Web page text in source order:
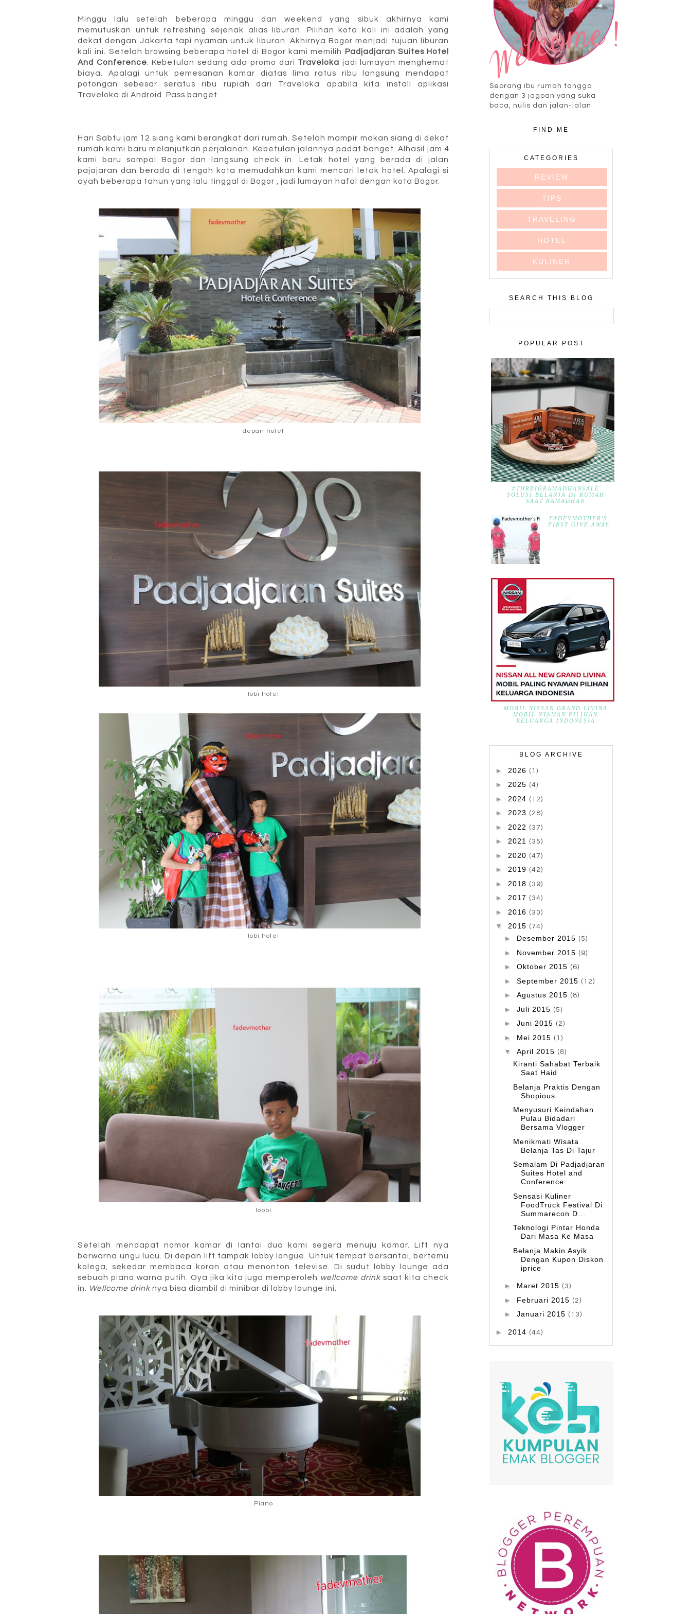
Minggu lalu setelah beberapa minggu dan weekend yang sibuk akhirnya kami
memutuskan untuk refreshing sejenak alias liburan. Pilihan kota kali ini adalah yang
dekat dengan Jakarta tapi nyaman untuk liburan. Akhirnya Bogor menjadi tujuan liburan
kali ini. Setelah browsing beberapa hotel di Bogor kami memilih Padjadjaran Suites Hotel
And Conference . Kebetulan sedang ada promo dari Traveloka jadi lumayan menghemat
biaya. Apalagi untuk pemesanan kamar diatas lima ratus ribu langsung mendapat
potongan sebesar seratus ribu rupiah dari Traveloka apabila kita install aplikasi
Traveloka di Android. Pass banget.
Hari Sabtu jam 12 siang kami berangkat dari rumah. Setelah mampir makan siang di dekat
rumah kami baru melanjutkan perjalanan. Kebetulan jalannya padat banget. Alhasil jam 4
kami baru sampai Bogor dan langsung check in. Letak hotel yang berada di jalan
pajajaran dan berada di tengah kota memudahkan kami mencari letak hotel. Apalagi si
ayah beberapa tahun yang lalu tinggal di Bogor , jadi lumayan hafal dengan kota Bogor.
depan hotel
lobi hotel
lobi hotel
lobbi
Setelah mendapat nomor kamar di lantai dua kami segera menuju kamar. Lift nya
berwarna ungu lucu. Di depan lift tampak lobby longue. Untuk tempat bersantai, bertemu
kolega, sekedar membaca koran atau menonton televise. Di sudut lobby lounge ada
sebuah piano warna putih. Oya jika kita juga memperoleh wellcome drink saat kita check
in. Wellcome drink nya bisa diambil di minibar di lobby lounge ini.
Piano
Seorang ibu rumah tangga
dengan 3 jagoan yang suka
baca, nulis dan jalan-jalan.
FIND ME
CATEGORIES
REVIEW
TIPS
TRAVELING
HOTEL
KULINER
SEARCH THIS BLOG
POPULAR POST
#THRBIGRAMADHANSALE
SOLUSI BELANJA DI RUMAH
SAAT RAMADHAN
FADEVMOTHER'S
FIRST GIVE AWAY
MOBIL NISSAN GRAND LIVINA
MOBIL NYAMAN PILIHAN
KELUARGA INDONESIA
BLOG ARCHIVE
► 2026 (1)
► 2025 (4)
► 2024 (12)
► 2023 (28)
► 2022 (37)
► 2021 (35)
► 2020 (47)
► 2019 (42)
► 2018 (39)
► 2017 (34)
► 2016 (30)
▼ 2015 (74)
► Desember 2015 (5)
► November 2015 (9)
► Oktober 2015 (6)
► September 2015 (12)
► Agustus 2015 (8)
► Juli 2015 (5)
► Juni 2015 (2)
► Mei 2015 (1)
▼ April 2015 (8)
Kiranti Sahabat Terbaik
Saat Haid
Belanja Praktis Dengan
Shopious
Menyusuri Keindahan
Pulau Bidadari
Bersama Vlogger
Menikmati Wisata
Belanja Tas Di Tajur
Semalam Di Padjadjaran
Suites Hotel and
Conference
Sensasi Kuliner
FoodTruck Festival Di
Summarecon D...
Teknologi Pintar Honda
Dari Masa Ke Masa
Belanja Makin Asyik
Dengan Kupon Diskon
iprice
► Maret 2015 (3)
► Februari 2015 (2)
► Januari 2015 (13)
► 2014 (44)